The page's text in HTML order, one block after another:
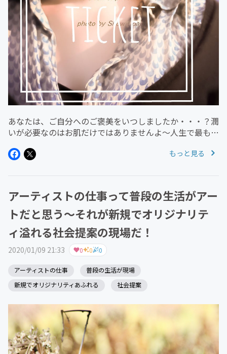
あなたは、ご自分へのご褒美をいつしましたか・・・？潤
いが必要なのはお肌だけではありませんよ～人生で最も大
けでなく、シミ、ソバカスがでてきますね～でも、心から
もっと見る
アーティストの仕事って普段の生活がアー
トだと思う～それが新規でオリジナリテ
ィ溢れる社会提案の現場だ！
2020/01/09 21:33 0 0 0
アーティストの仕事
普段の生活が現場
新規でオリジナリティあふれる
社会提案